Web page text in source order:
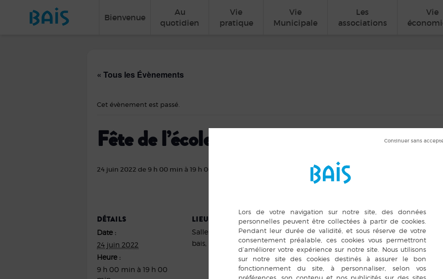
Bienvenue
Au
quotidien
Vie
pratique
Vie
Municipale
Les
associations
Vie
« Tous les Évènements
Cet évènement est passé.
Fête de l’école Jacques Prévert
24 juin 2022 de 9 h 00 min à 19 h 00 min
DÉTAILS
Date :
24 juin 2022
Heure :
9 h 00 min à 19 h 00
LIEU
Salle des sports
bais
France
ORGANISATEUR
Amicale Laïque